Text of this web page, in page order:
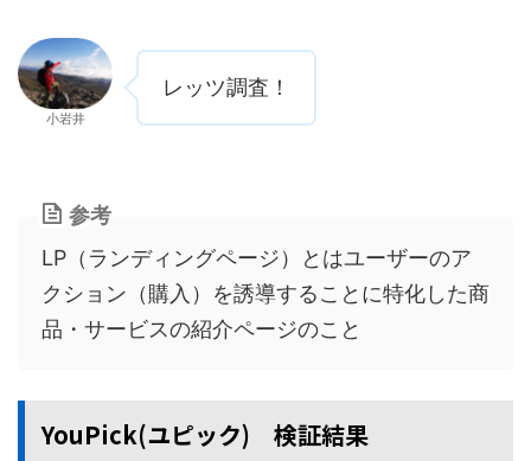
小岩井
レッツ調査！
参考
LP（ランディングページ）とはユーザーのア
クション（購入）を誘導することに特化した商
品・サービスの紹介ページのこと
YouPick(ユピック) 検証結果